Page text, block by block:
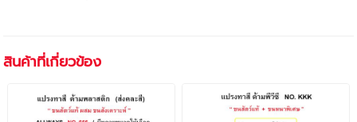
สินค้าที่เกี่ยวข้อง